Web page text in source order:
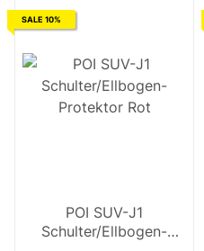
SALE 10%
POI SUV-J1
Schulter/Ellbogen-